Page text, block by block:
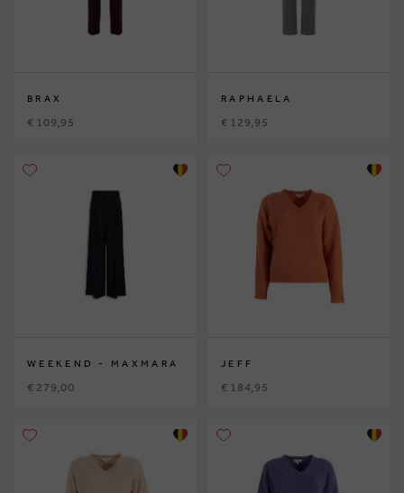
BRAX
€ 109,95
RAPHAELA
€ 129,95
WEEKEND - MAXMARA
€ 279,00
JEFF
€ 184,95